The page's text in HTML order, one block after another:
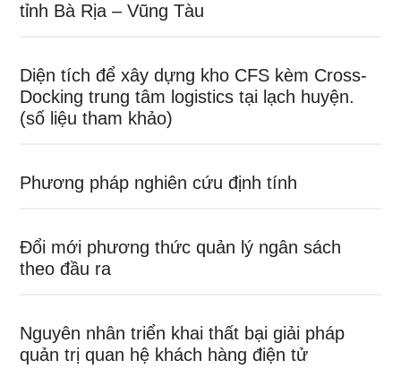
tỉnh Bà Rịa – Vũng Tàu
Diện tích để xây dựng kho CFS kèm Cross-
Docking trung tâm logistics tại lạch huyện.
(số liệu tham khảo)
Phương pháp nghiên cứu định tính
Đổi mới phương thức quản lý ngân sách
theo đầu ra
Nguyên nhân triển khai thất bại giải pháp
quản trị quan hệ khách hàng điện tử